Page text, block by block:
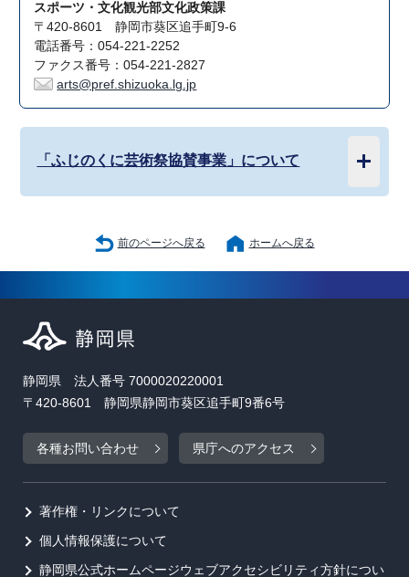
スポーツ・文化観光部文化政策課
〒420-8601 静岡市葵区追手町9-6
電話番号：054-221-2252
ファクス番号：054-221-2827
arts@pref.shizuoka.lg.jp
「ふじのくに芸術祭協賛事業」について
前のページへ戻る ホームへ戻る
静岡県 法人番号 7000020220001
〒420-8601 静岡県静岡市葵区追手町9番6号
各種お問い合わせ 県庁へのアクセス
著作権・リンクについて
個人情報保護について
静岡県公式ホームページウェブアクセシビリティ方針につい